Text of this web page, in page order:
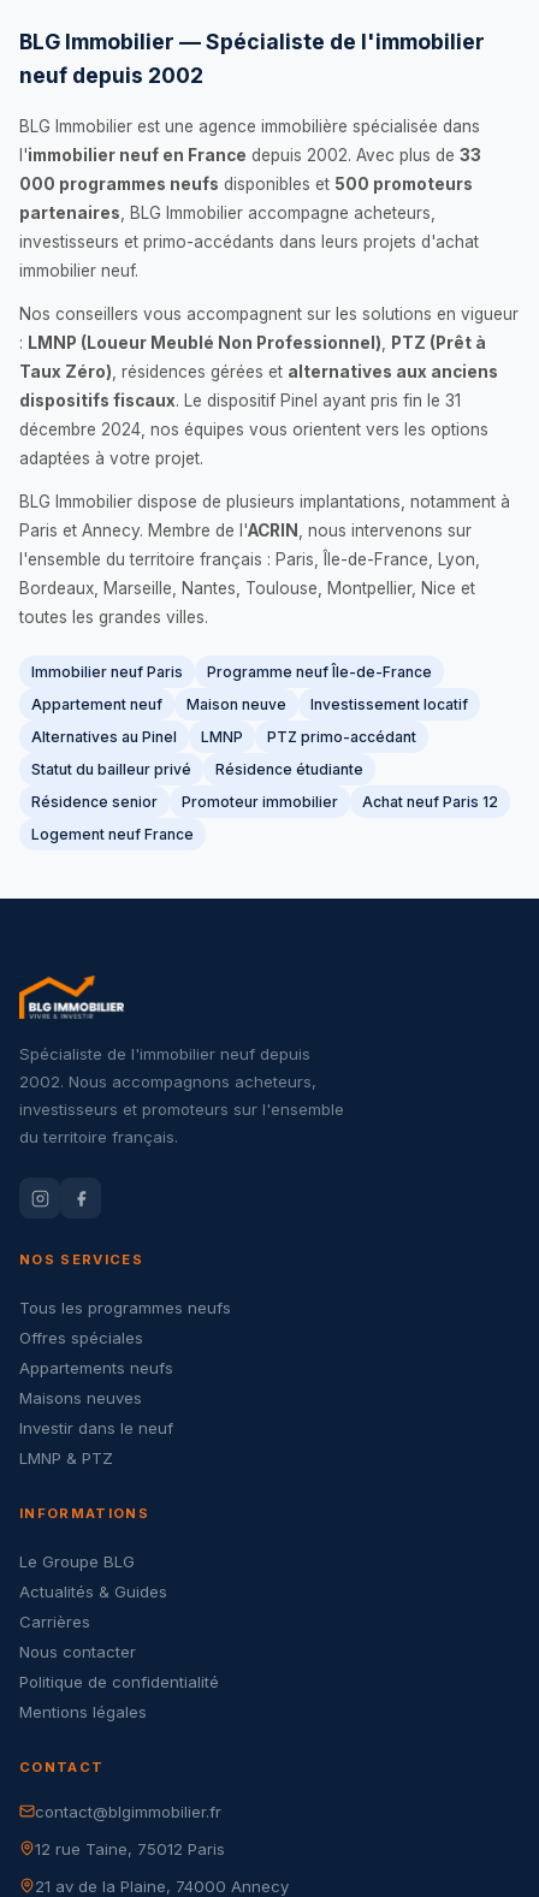
BLG Immobilier — Spécialiste de l'immobilier
neuf depuis 2002
BLG Immobilier est une agence immobilière spécialisée dans
l'immobilier neuf en France depuis 2002. Avec plus de 33
000 programmes neufs disponibles et 500 promoteurs
partenaires , BLG Immobilier accompagne acheteurs,
investisseurs et primo-accédants dans leurs projets d'achat
immobilier neuf.
Nos conseillers vous accompagnent sur les solutions en vigueur
: LMNP (Loueur Meublé Non Professionnel)
PTZ (Prêt à
Taux Zéro) , résidences gérées et alternatives aux anciens
dispositifs fiscaux. Le dispositif Pinel ayant pris fin le 31
décembre 2024, nos équipes vous orientent vers les options
adaptées à votre projet.
BLG Immobilier dispose de plusieurs implantations, notamment à
Paris et Annecy. Membre de l'ACRIN
, nous intervenons sur
l'ensemble du territoire français : Paris, Île-de-France, Lyon,
Bordeaux, Marseille, Nantes, Toulouse, Montpellier, Nice et
toutes les grandes villes.
Immobilier neuf Paris
Programme neuf Île-de-France
Appartement neuf
Maison neuve
Investissement locatif
Alternatives au Pinel
LMNP
PTZ primo-accédant
Statut du bailleur privé
Résidence étudiante
Résidence senior
Promoteur immobilier
Achat neuf Paris 12
Logement neuf France
Spécialiste de l'immobilier neuf depuis
2002. Nous accompagnons acheteurs,
investisseurs et promoteurs sur l'ensemble
du territoire français.
NOS SERVICES
Tous les programmes neufs
Offres spéciales
Appartements neufs
Maisons neuves
Investir dans le neuf
LMNP & PTZ
INFORMATIONS
Le Groupe BLG
Actualités & Guides
Carrières
Nous contacter
Politique de confidentialité
Mentions légales
CONTACT
contact@blgimmobilier.fr
12 rue Taine, 75012 Paris
21 av de la Plaine, 74000 Annecy